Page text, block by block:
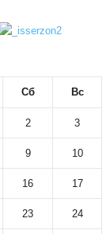
Сб Вс
2 3
9 10
16 17
23 24